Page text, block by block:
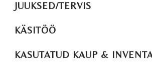
JUUKSED/TERVIS
KÄSITÖÖ
KASUTATUD KAUP &